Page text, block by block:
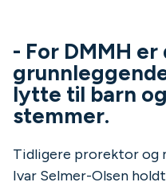
- For DMMH er
lytte til barn
stemmer.
Tidligere prorektor og
Ivar Selmer-Olsen